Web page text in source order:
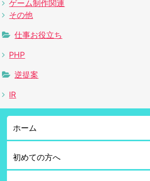
ゲーム制作関連
その他
仕事お役立ち
PHP
逆提案
IR
ホーム
初めての方へ